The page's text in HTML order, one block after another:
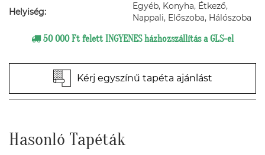
Helyiség:
Egyéb, Konyha, Étkező,
Nappali, Előszoba, Hálószoba
50 000 Ft felett INGYENES házhozszállítás a GLS-el
Kérj egyszínű tapéta ajánlást
Hasonló Tapéták